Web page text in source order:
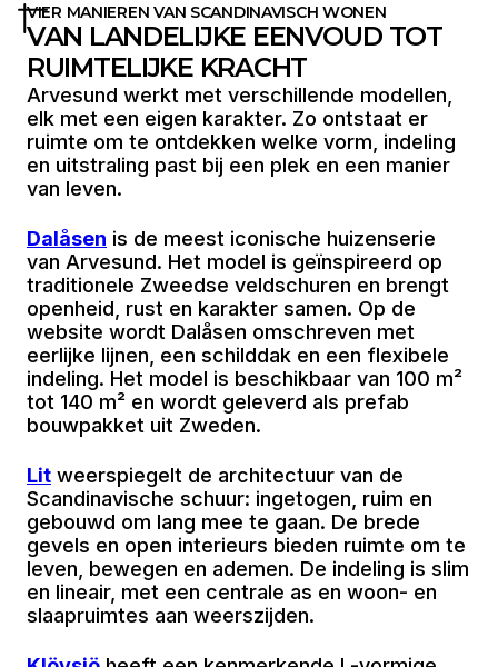
VIER MANIEREN VAN SCANDINAVISCH WONEN
VAN LANDELIJKE EENVOUD TOT
RUIMTELIJKE KRACHT
Arvesund werkt met verschillende modellen,
elk met een eigen karakter. Zo ontstaat er
ruimte om te ontdekken welke vorm, indeling
en uitstraling past bij een plek en een manier
van leven.
Dalåsen is de meest iconische huizenserie
van Arvesund. Het model is geïnspireerd op
traditionele Zweedse veldschuren en brengt
openheid, rust en karakter samen. Op de
website wordt Dalåsen omschreven met
eerlijke lijnen, een schilddak en een flexibele
indeling. Het model is beschikbaar van 100 m²
tot 140 m² en wordt geleverd als prefab
bouwpakket uit Zweden.
Lit weerspiegelt de architectuur van de
Scandinavische schuur: ingetogen, ruim en
gebouwd om lang mee te gaan. De brede
gevels en open interieurs bieden ruimte om te
leven, bewegen en ademen. De indeling is slim
en lineair, met een centrale as en woon- en
slaapruimtes aan weerszijden.